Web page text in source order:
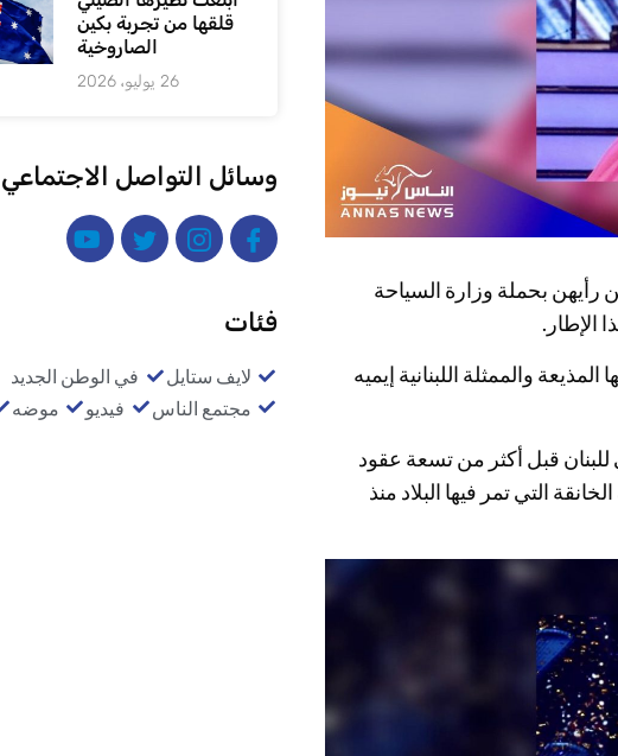
بحملة وزارة السياحة
الإطار.
والممثلة اللبنانية إيميه
قبل أكثر من تسعة عقود
التي تمر فيها البلاد منذ
قلقها من تجربة بكين
الصاروخية
26 يوليو، 2026
وسائل التواصل الاجتماعي
فئات
لايف ستايل
في الوطن الجديد
مجتمع الناس
فيديو موضه